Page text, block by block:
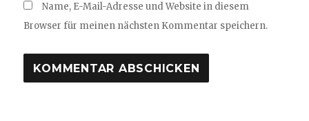
Name, E-Mail-Adresse und Website in diesem
Browser für meinen nächsten Kommentar speichern.